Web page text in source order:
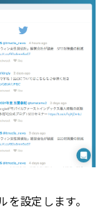
設定します。